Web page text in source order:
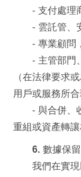
- 支付處理
- 雲託管、
- 專業顧問
- 主管部門
（在法律要求
用戶或服務所
- 與合併、
重組或資產轉
6. 數據保留
我們在實